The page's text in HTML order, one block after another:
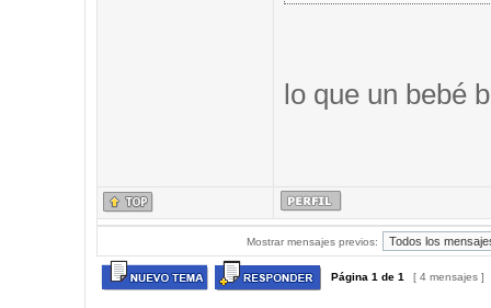
lo que un bebé
Mostrar mensajes previos:
Página 1 de 1 [ 4 mensajes ]